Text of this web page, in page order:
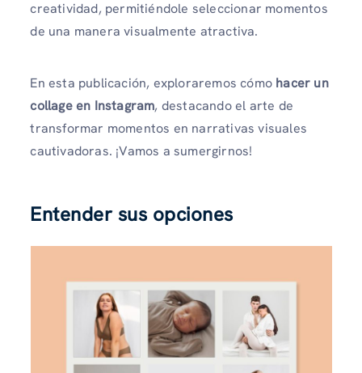
creatividad, permitiéndole seleccionar momentos
de una manera visualmente atractiva.
En esta publicación, exploraremos cómo hacer un
collage en Instagram, destacando el arte de
transformar momentos en narrativas visuales
cautivadoras. ¡Vamos a sumergirnos!
Entender sus opciones